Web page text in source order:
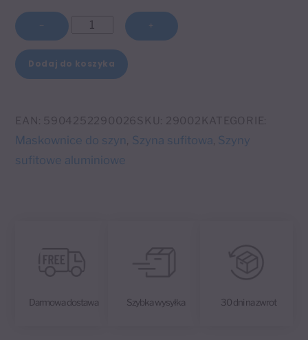
−
ilość
sufitowa
aluminiowa
z
osłoną
czarna
+
Dodaj do koszyka
e
r
EAN: 5904252290026 SKU: 29002 KATEGORIE:
Maskownice do szyn, Szyna sufitowa, Szyny
sufitowe aluminiowe
Darmowa dostawa Szybka wysyłka 30 dni na zwrot